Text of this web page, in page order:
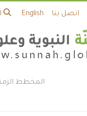
اتصل بنا English
المخطط